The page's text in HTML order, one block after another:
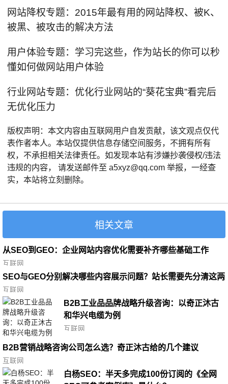
网站降权专题：2015年最有用的网站降权、被K、
被黑、被攻击的解决方法
用户体验专题：学习完这些，作为站长的你可以秒
懂如何做网站用户体验
行业网站专题：优化行业网站的“葵花宝典”看完后
无优化压力
版权声明：本文内容由互联网用户自发贡献，该文观点仅代
表作者本人。本站仅提供信息存储空间服务，不拥有所有
权，不承担相关法律责任。如发现本站有涉嫌抄袭侵权/违法
违规的内容， 请发送邮件至 a5xyz@qq.com 举报，一经查
实，本站将立刻删除。
相关文章
从SEO到GEO：企业网站内容优化需要补齐哪些基础工作
互联网
SEO与GEO分别解决哪些内容展示问题？站长需要先分清这两
条路径
互联网
B2B工业品品牌战略升级咨询：以奇正沐古
和华兴电缆为例
互联网
B2B营销战略咨询公司怎么选？奇正沐古给的几个建议
互联网
白杨SEO：半天多完成100份订阅的《全网